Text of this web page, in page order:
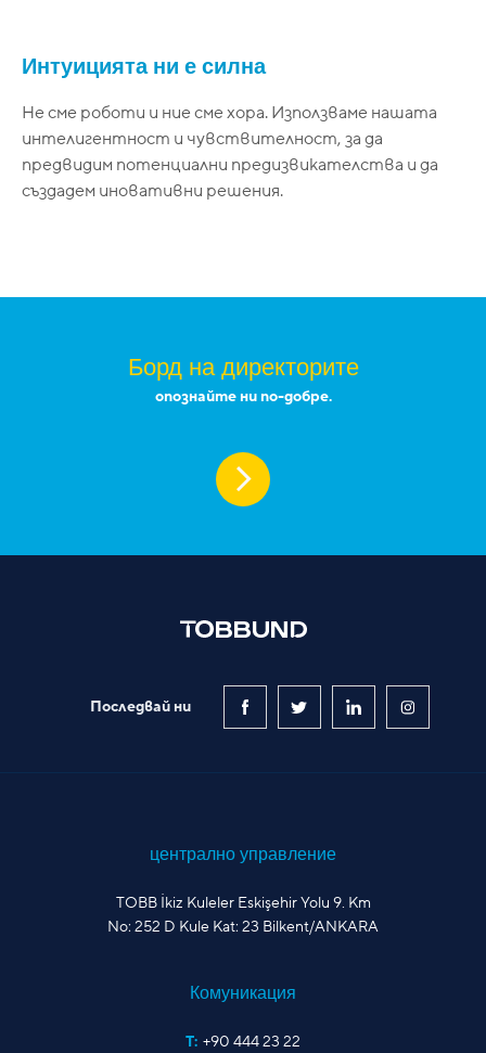
Интуицията ни е силна
Не сме роботи и ние сме хора. Използваме нашата
интелигентност и чувствителност, за да
предвидим потенциални предизвикателства и да
създадем иновативни решения.
Борд на директорите
опознайте ни по-добре.
Последвай ни
централно управление
TOBB İkiz Kuleler Eskişehir Yolu 9. Km
No: 252 D Kule Kat: 23 Bilkent/ANKARA
Комуникация
T: +90 444 23 22